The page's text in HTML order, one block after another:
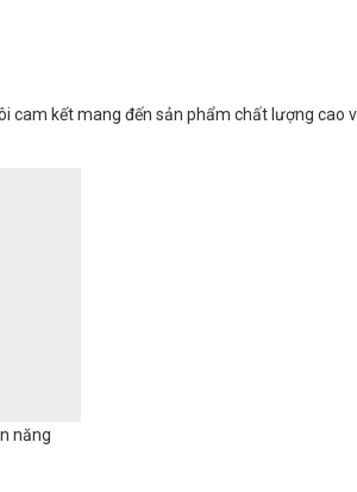
cam kết mang đến sản phẩm chất lượng cao
năng